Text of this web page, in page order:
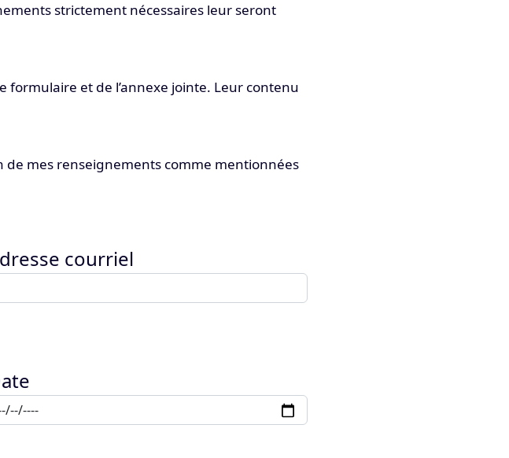
strictement nécessaires leur seront
formulaire et de l’annexe jointe. Leur contenu
de mes renseignements comme mentionnées
courriel